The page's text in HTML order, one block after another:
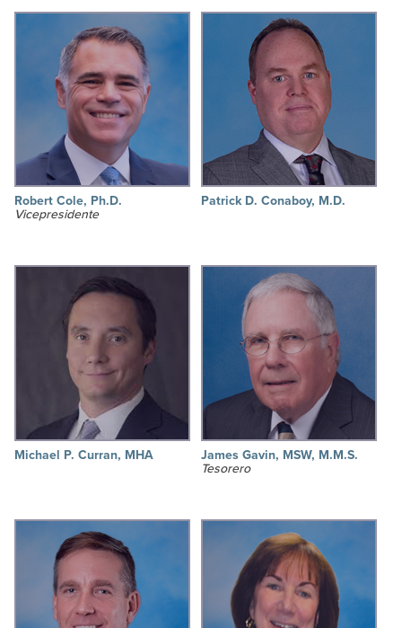
Robert Cole, Ph.D.
Vicepresidente
Patrick D. Conaboy, M.D.
Michael P. Curran, MHA
James Gavin, MSW, M.M.S.
Tesorero